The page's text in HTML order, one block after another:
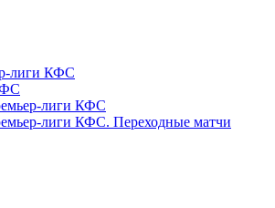
лиги КФС
лиги КФС
лиги КФС. Переходные матчи